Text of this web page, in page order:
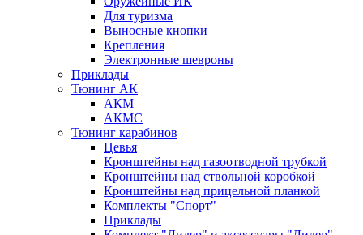
Для туризма
Выносные кнопки
Крепления
Электронные шевроны
Приклады
Тюнинг АК
АКМ
АКМС
Тюнинг карабинов
Цевья
Кронштейны над газоотводной трубкой
Кронштейны над ствольной коробкой
Кронштейны над прицельной планкой
Комплекты "Спорт"
Приклады